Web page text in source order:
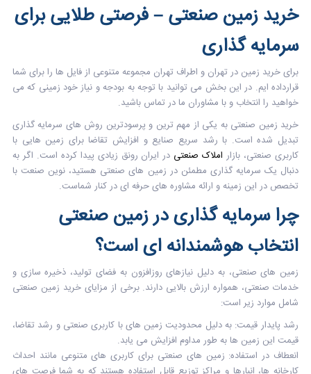
خرید زمین صنعتی – فرصتی طلایی برای
سرمایه گذاری
برای خرید زمین در تهران و اطراف تهران مجموعه متنوعی از فایل ها را برای شما
قرارداده ایم. در این بخش می توانید با توجه به بودجه و نیاز خود زمینی که می
خواهید را انتخاب و با مشاوران ما در تماس باشید.
خرید زمین صنعتی به یکی از مهم ترین و پرسودترین روش های سرمایه گذاری
تبدیل شده است. با رشد سریع صنایع و افزایش تقاضا برای زمین هایی با
کاربری صنعتی، بازار املاک صنعتی در ایران رونق زیادی پیدا کرده است. اگر به
دنبال یک سرمایه گذاری مطمئن در زمین های صنعتی هستید، نوین صنعت با
تخصص در این زمینه و ارائه مشاوره های حرفه ای در کنار شماست.
چرا سرمایه گذاری در زمین صنعتی
انتخاب هوشمندانه ای است؟
زمین های صنعتی، به دلیل نیازهای روزافزون به فضای تولید، ذخیره سازی و
خدمات صنعتی، همواره ارزش بالایی دارند. برخی از مزایای خرید زمین صنعتی
شامل موارد زیر است:
رشد پایدار قیمت: به دلیل محدودیت زمین های با کاربری صنعتی و رشد تقاضا،
قیمت این زمین ها به طور مداوم افزایش می یابد.
انعطاف در استفاده: زمین های صنعتی برای کاربری های متنوعی مانند احداث